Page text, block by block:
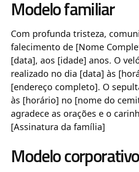
Modelo familiar
Com profunda tristeza,
falecimento de [Nome
[data], aos [idade] anos. O
realizado no dia [data] às
[endereço completo]. O
às [horário] no [nome do
agradece as orações e o
[Assinatura da família]
Modelo corporativo